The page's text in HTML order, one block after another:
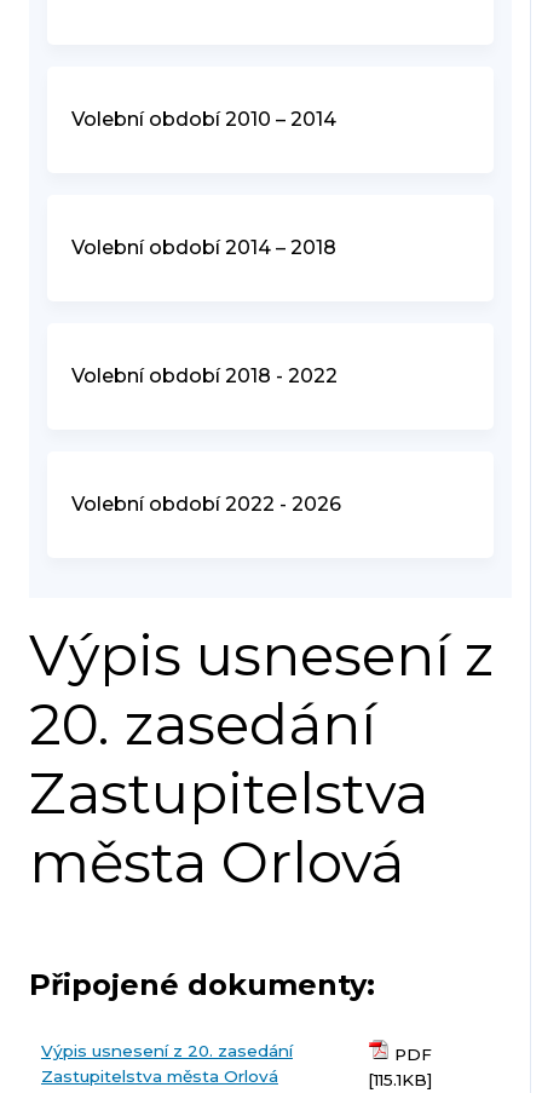
Volební období 2010 – 2014
Volební období 2014 – 2018
Volební období 2018 - 2022
Volební období 2022 - 2026
Výpis usnesení z
20. zasedání
Zastupitelstva
města Orlová
Připojené dokumenty:
Výpis usnesení z 20. zasedání
Zastupitelstva města Orlová
PDF
[115.1KB]